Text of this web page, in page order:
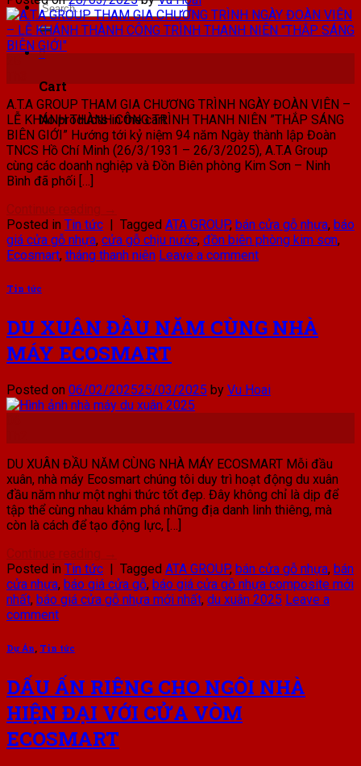
Search
for:
0
Cart
No products in the cart.
A.T.A GROUP THAM GIA CHƯƠNG TRÌNH NGÀY ĐOÀN VIÊN –
LỄ KHÁNH THÀNH CÔNG TRÌNH THANH NIÊN ”THẮP SÁNG
BIÊN GIỚI” Hướng tới kỷ niệm 94 năm Ngày thành lập Đoàn
TNCS Hồ Chí Minh (26/3/1931 – 26/3/2025), A.T.A Group
cùng các doanh nghiệp và Đồn Biên phòng Kim Sơn – Ninh
Bình đã phối […]
Continue reading →
Posted in Tin tức | Tagged ATA GROUP, bán cửa gỗ nhựa, báo
giá cửa gỗ nhựa, cửa gỗ chịu nước, đồn biên phòng kim sơn,
Ecosmart, tháng thanh niên Leave a comment
Tin tức
DU XUÂN ĐẦU NĂM CÙNG NHÀ
MÁY ECOSMART
Posted on 06/02/202525/03/2025 by Vu Hoai
DU XUÂN ĐẦU NĂM CÙNG NHÀ MÁY ECOSMART Mỗi đầu
xuân, nhà máy Ecosmart chúng tôi duy trì hoạt động du xuân
đầu năm như một nghi thức tốt đẹp. Đây không chỉ là dịp để
tập thể cùng nhau khám phá những địa danh linh thiêng, mà
còn là cách để tạo động lực, […]
Continue reading →
Posted in Tin tức | Tagged ATA GROUP, bán cửa gỗ nhựa, bán
cửa nhựa, báo giá cửa gỗ, báo giá cửa gỗ nhựa composite mới
nhất, báo giá cửa gỗ nhựa mới nhất, du xuân 2025 Leave a
comment
Dự Án Tin tức
DẤU ẤN RIÊNG CHO NGÔI NHÀ
HIỆN ĐẠI VỚI CỬA VÒM
ECOSMART